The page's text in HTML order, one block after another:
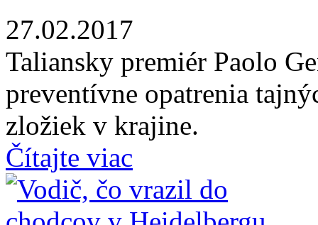
27.02.2017
Taliansky premiér Paolo
preventívne opatrenia
zložiek v krajine.
Čítajte viac